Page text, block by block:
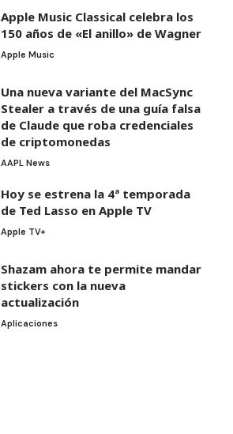
Apple Music Classical celebra los
150 años de «El anillo» de Wagner
Apple Music
Una nueva variante del MacSync
Stealer a través de una guía falsa
de Claude que roba credenciales
de criptomonedas
AAPL News
Hoy se estrena la 4ª temporada
de Ted Lasso en Apple TV
Apple TV+
Shazam ahora te permite mandar
stickers con la nueva
actualización
Aplicaciones